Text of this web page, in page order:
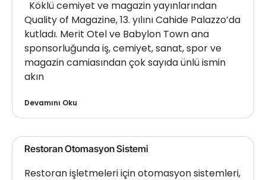
Köklü cemiyet ve magazin yayınlarından
Quality of Magazine, 13. yılını Cahide Palazzo’da
kutladı. Merit Otel ve Babylon Town ana
sponsorluğunda iş, cemiyet, sanat, spor ve
magazin camiasından çok sayıda ünlü ismin
akın
Devamını Oku
Restoran Otomasyon Sistemi
Restoran işletmeleri için otomasyon sistemleri,